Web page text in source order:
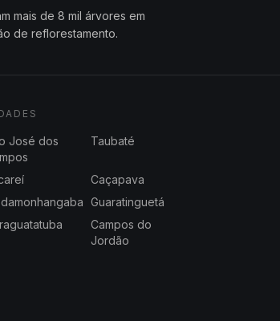
mais de 8 mil árvores em
de reflorestamento.
José dos
Taubaté
Caçapava
Guaratinguetá
Campos do
Jordão